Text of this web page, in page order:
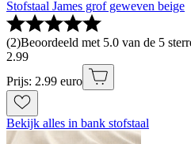
Stofstaal James grof geweven beige
(2)Beoordeeld met 5.0 van de 5
2.99
Prijs: 2.99 euro
Bekijk alles in bank stofstaal